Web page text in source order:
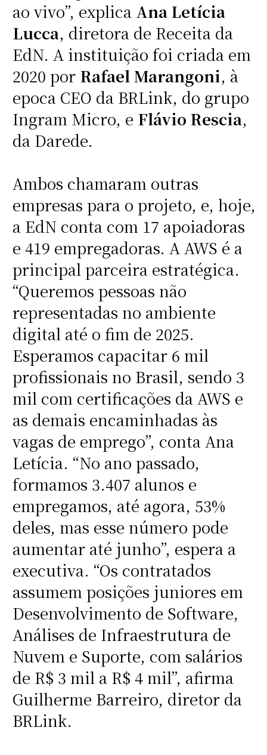
ao vivo”, explica Ana Letícia
Lucca, diretora de Receita da
EdN. A instituição foi criada em
2020 por Rafael Marangoni, à
epoca CEO da BRLink, do grupo
Ingram Micro, e Flávio Rescia,
da Darede.
Ambos chamaram outras
empresas para o projeto, e, hoje,
a EdN conta com 17 apoiadoras
e 419 empregadoras. A AWS é a
principal parceira estratégica.
“Queremos pessoas não
representadas no ambiente
digital até o fim de 2025.
Esperamos capacitar 6 mil
profissionais no Brasil, sendo 3
mil com certificações da AWS e
as demais encaminhadas às
vagas de emprego”, conta Ana
Letícia. “No ano passado,
formamos 3.407 alunos e
empregamos, até agora, 53%
deles, mas esse número pode
aumentar até junho”, espera a
executiva. “Os contratados
assumem posições juniores em
Desenvolvimento de Software,
Análises de Infraestrutura de
Nuvem e Suporte, com salários
de R$ 3 mil a R$ 4 mil”, afirma
Guilherme Barreiro, diretor da
BRLink.